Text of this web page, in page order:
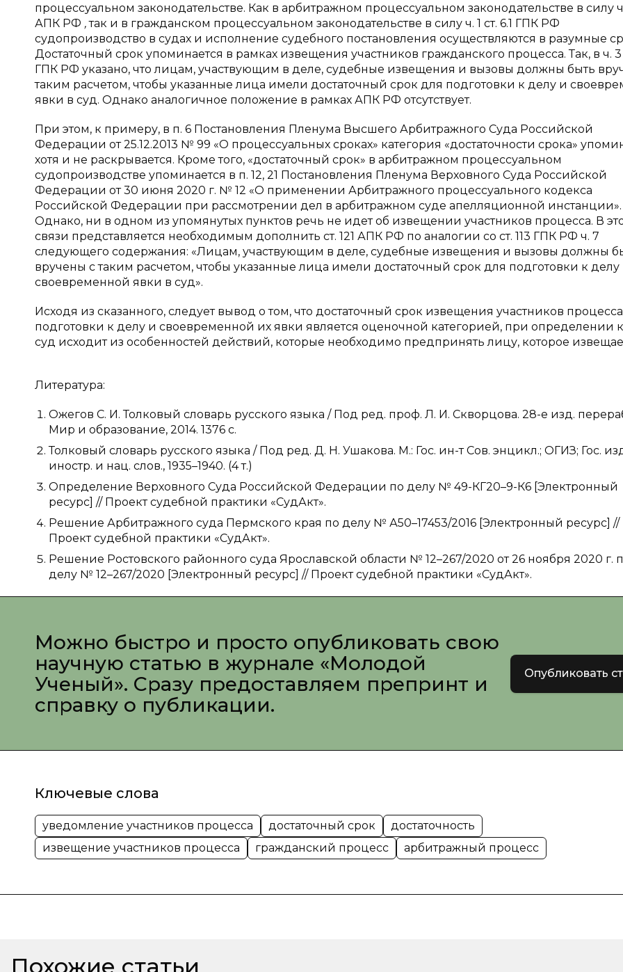
процессуальном законодательстве. Как в арбитражном процессуальном законодательстве в силу ч.
АПК РФ ,так и в гражданском процессуальном законодательстве в силу ч. 1 ст. 6.1 ГПК РФ
судопроизводство в судах и исполнение судебного постановления осуществляются в разумные
Достаточный срок упоминается в рамках извещения участников гражданского процесса. Так, в ч. 3
ГПК РФ указано, что лицам, участвующим в деле, судебные извещения и вызовы должны быть
таким расчетом, чтобы указанные лица имели достаточный срок для подготовки к делу и
явки в суд. Однако аналогичное положение в рамках АПК РФ отсутствует.
При этом, к примеру, в п. 6 Постановления Пленума Высшего Арбитражного Суда Российской
Федерации от 25.12.2013 № 99 «О процессуальных сроках» категория «достаточности срока»
хотя и не раскрывается. Кроме того, «достаточный срок» в арбитражном процессуальном
судопроизводстве упоминается в п. 12, 21 Постановления Пленума Верховного Суда Российской
Федерации от 30 июня 2020 г. № 12 «О применении Арбитражного процессуального кодекса
Российской Федерации при рассмотрении дел в арбитражном суде апелляционной инстанции».
Однако, ни в одном из упомянутых пунктов речь не идет об извещении участников процесса. В
связи представляется необходимым дополнить ст. 121 АПК РФ по аналогии со ст. 113 ГПК РФ ч. 7
следующего содержания: «Лицам, участвующим в деле, судебные извещения и вызовы должны
вручены с таким расчетом, чтобы указанные лица имели достаточный срок для подготовки к делу
своевременной явки в суд».
Исходя из сказанного, следует вывод о том, что достаточный срок извещения участников
подготовки к делу и своевременной их явки является оценочной категорией, при определении
суд исходит из особенностей действий, которые необходимо предпринять лицу, которое
Литература:
Ожегов С. И. Толковый словарь русского языка / Под ред. проф. Л. И. Скворцова. 28-е изд.
Мир и образование, 2014. 1376 с.
Толковый словарь русского языка / Под ред. Д. Н. Ушакова. М.: Гос. ин-т Сов. энцикл.; ОГИЗ; Гос.
иностр. и нац. слов., 1935–1940. (4 т.)
Определение Верховного Суда Российской Федерации по делу № 49-КГ20–9-К6 [Электронный
ресурс] // Проект судебной практики «СудАкт».
Решение Арбитражного суда Пермского края по делу № А50–17453/2016 [Электронный ресурс] //
Проект судебной практики «СудАкт».
Решение Ростовского районного суда Ярославской области № 12–267/2020 от 26 ноября 2020 г.
делу № 12–267/2020 [Электронный ресурс] // Проект судебной практики «СудАкт».
Можно быстро и просто опубликовать свою
научную статью в журнале «Молодой
Ученый». Сразу предоставляем препринт и
справку о публикации.
Опубликовать
Ключевые слова
уведомление участников процесса достаточный срок
достаточность
извещение участников процесса
гражданский процесс арбитражный процесс
Похожие статьи